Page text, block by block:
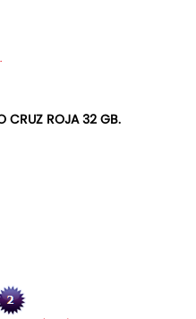
CRUZ ROJA 32 GB.